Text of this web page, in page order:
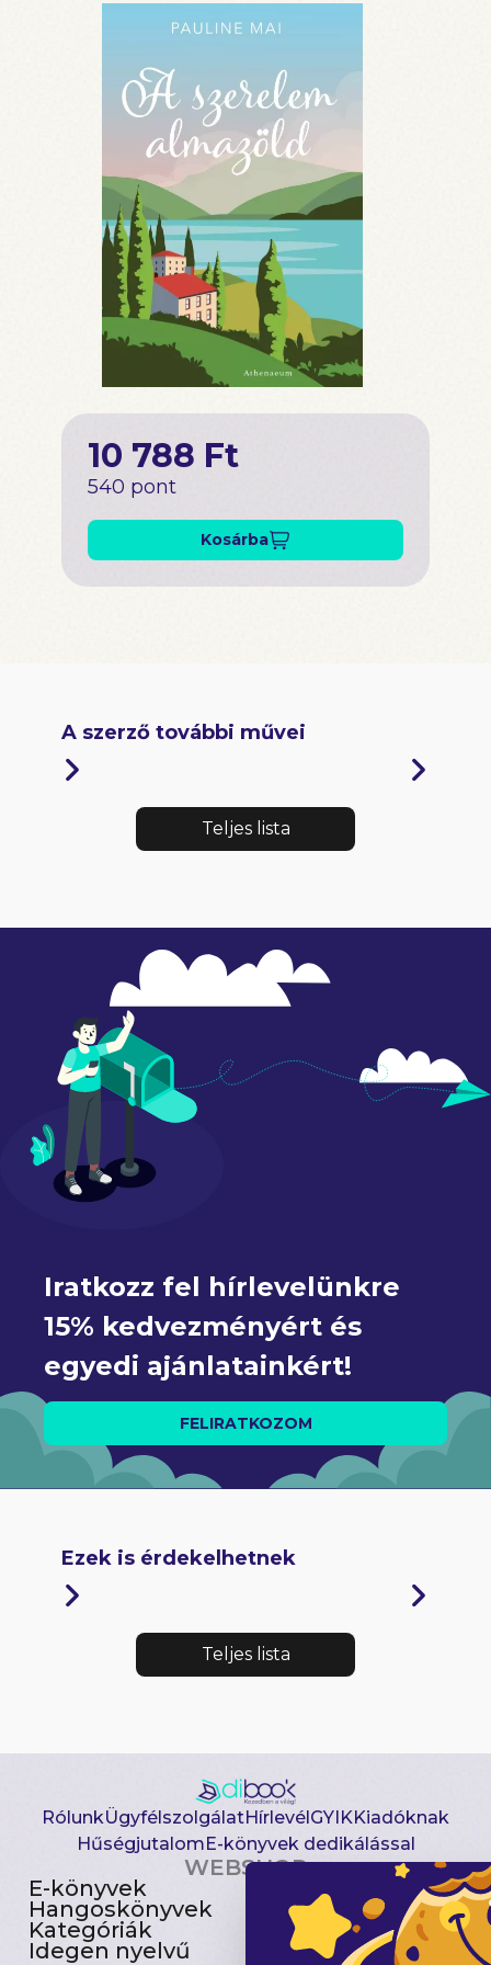
10 788 Ft
540 pont
Kosárba
A szerző további művei
Teljes lista
Iratkozz fel hírlevelünkre
15% kedvezményért és
egyedi ajánlatainkért!
FELIRATKOZOM
Ezek is érdekelhetnek
Teljes lista
RólunkÜgyfélszolgálatHírlevél GYIKKiadóknak
Hűségjutalom E-könyvek dedikálással
WEBSHOP
E-könyvek
Hangoskönyvek
Kategóriák
Idegen nyelvű
Csomagajánlatok
Akciósak
Előjegyezhetők
Újdonságok